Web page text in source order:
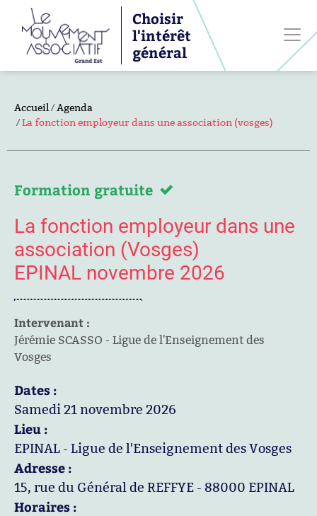
Choisir
l'intérêt
général
Accueil
Agenda
La fonction employeur dans une association (vosges)
Formation gratuite
La fonction employeur dans une
association (Vosges)
EPINAL novembre 2026
Intervenant :
Jérémie SCASSO - Ligue de l'Enseignement des
Vosges
Dates :
Samedi 21 novembre 2026
Lieu :
EPINAL - Ligue de l'Enseignement des Vosges
Adresse :
15, rue du Général de REFFYE - 88000 EPINAL
Horaires :